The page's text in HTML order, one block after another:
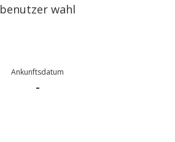
benutzer wahl
Ankunftsdatum
-